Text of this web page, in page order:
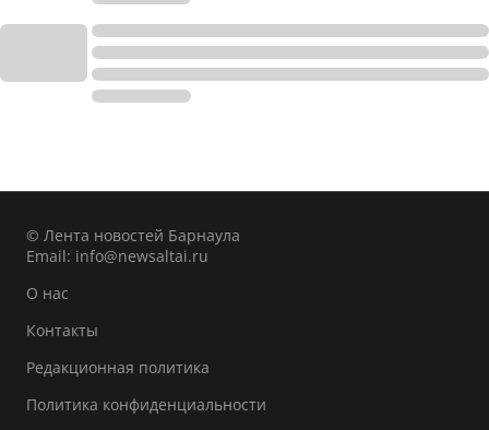
© Лента новостей Барнаула
Email: info@newsaltai.ru
О нас
Контакты
Редакционная политика
Политика конфиденциальности